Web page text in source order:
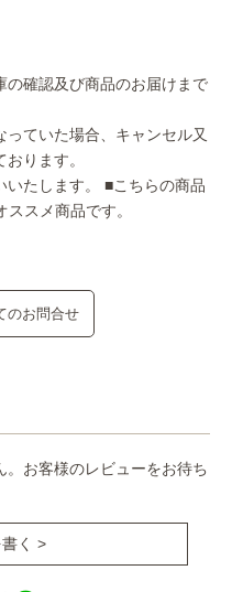
確認及び商品のお届けまで
っていた場合、キャンセル又
ります。
たします。 ■こちらの商品
スメ商品です。
のお問合せ
。お客様のレビューをお待ち
く >